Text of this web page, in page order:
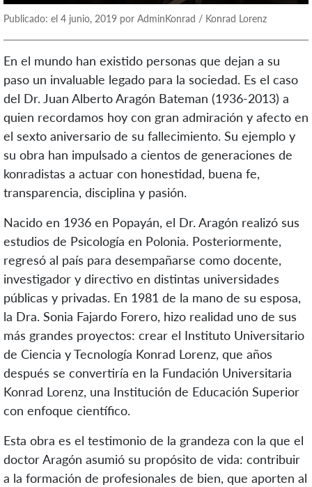
Publicado: el 4 junio, 2019 por AdminKonrad / Konrad Lorenz
En el mundo han existido personas que dejan a su
paso un invaluable legado para la sociedad. Es el caso
del Dr. Juan Alberto Aragón Bateman (1936-2013) a
quien recordamos hoy con gran admiración y afecto en
el sexto aniversario de su fallecimiento. Su ejemplo y
su obra han impulsado a cientos de generaciones de
konradistas a actuar con honestidad, buena fe,
transparencia, disciplina y pasión.
Nacido en 1936 en Popayán, el Dr. Aragón realizó sus
estudios de Psicología en Polonia. Posteriormente,
regresó al país para desempañarse como docente,
investigador y directivo en distintas universidades
públicas y privadas. En 1981 de la mano de su esposa,
la Dra. Sonia Fajardo Forero, hizo realidad uno de sus
más grandes proyectos: crear el Instituto Universitario
de Ciencia y Tecnología Konrad Lorenz, que años
después se convertiría en la Fundación Universitaria
Konrad Lorenz, una Institución de Educación Superior
con enfoque científico.
Esta obra es el testimonio de la grandeza con la que el
doctor Aragón asumió su propósito de vida: contribuir
a la formación de profesionales de bien, que aporten al